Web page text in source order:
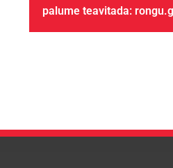
palume teavitada: